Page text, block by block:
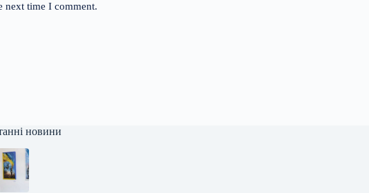
next time I comment.
новини